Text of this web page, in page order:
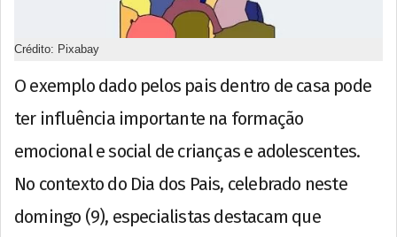
Crédito: Pixabay
O exemplo dado pelos pais dentro de casa pode
ter influência importante na formação
emocional e social de crianças e adolescentes.
No contexto do Dia dos Pais, celebrado neste
domingo (9), especialistas destacam que